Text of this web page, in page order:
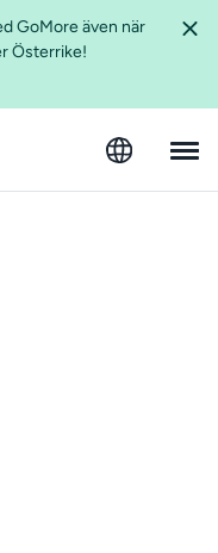
GoMore även när
Österrike!